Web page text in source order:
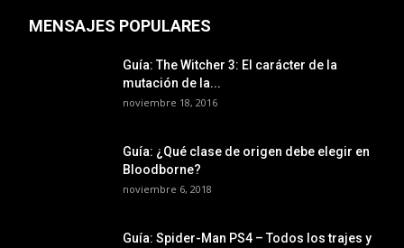
MENSAJES POPULARES
Guía: The Witcher 3: El carácter de la
mutación de la...
noviembre 18, 2016
Guía: ¿Qué clase de origen debe elegir en
Bloodborne?
noviembre 6, 2018
Guía: Spider-Man PS4 – Todos los trajes y